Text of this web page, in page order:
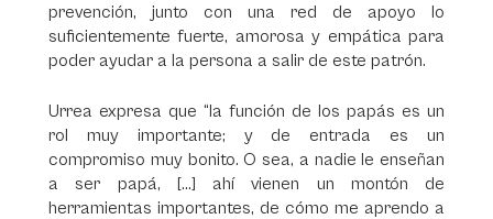
prevención, junto con una red de apoyo lo
suficientemente fuerte, amorosa y empática para
poder ayudar a la persona a salir de este patrón.
Urrea expresa que “la función de los papás es un
rol muy importante; y de entrada es un
compromiso muy bonito. O sea, a nadie le enseñan
a ser papá, […] ahí vienen un montón de
herramientas importantes, de cómo me aprendo a